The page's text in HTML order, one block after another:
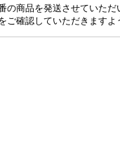
の商品を発送させていた
ご確認していただきますよ